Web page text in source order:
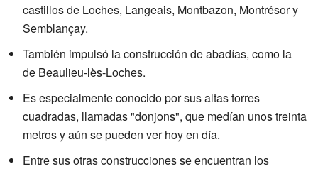
castillos de Loches, Langeais, Montbazon, Montrésor y
Semblançay.
También impulsó la construcción de abadías, como la
de Beaulieu-lès-Loches.
Es especialmente conocido por sus altas torres
cuadradas, llamadas "donjons", que medían unos treinta
metros y aún se pueden ver hoy en día.
Entre sus otras construcciones se encuentran los